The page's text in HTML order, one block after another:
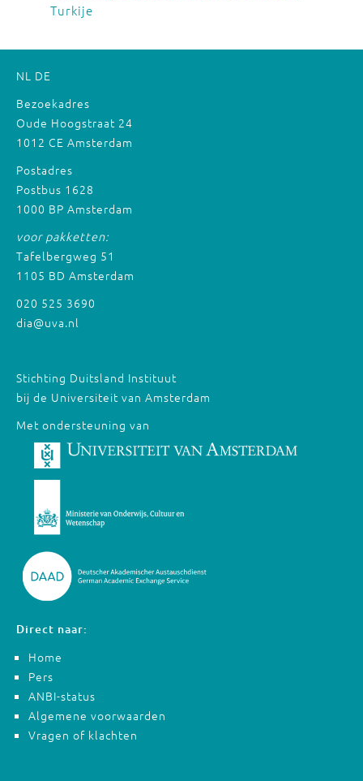
Turkije
NL DE
Bezoekadres
Oude Hoogstraat 24
1012 CE Amsterdam
Postadres
Postbus 1628
1000 BP Amsterdam
voor pakketten:
Tafelbergweg 51
1105 BD Amsterdam
020 525 3690
dia@uva.nl
Stichting Duitsland Instituut
bij de Universiteit van Amsterdam
Met ondersteuning van
Direct naar:
Home
Pers
ANBI-status
Algemene voorwaarden
Vragen of klachten